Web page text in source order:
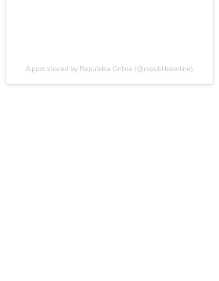
A post shared by Republika Online (@republikaonline)